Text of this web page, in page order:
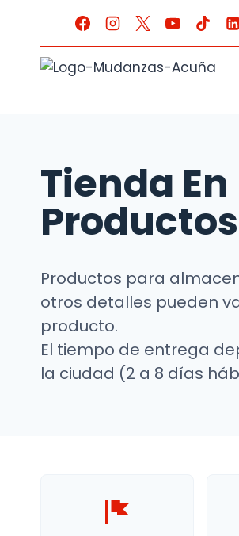
Tienda
Productos
Productos para
otros detalles pueden
producto.
El tiempo de entrega
la ciudad (2 a 8 días